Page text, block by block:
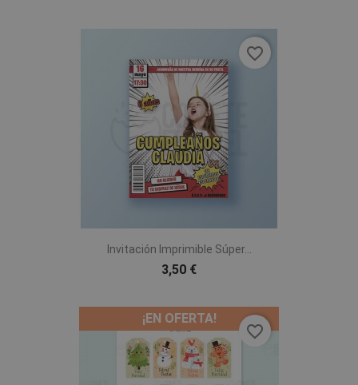
Invitación Imprimible Súper...
3,50 €
favorite_border
¡EN OFERTA!
favorite_border